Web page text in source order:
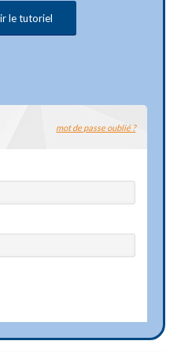
le tutoriel
mot de passe oublié ?